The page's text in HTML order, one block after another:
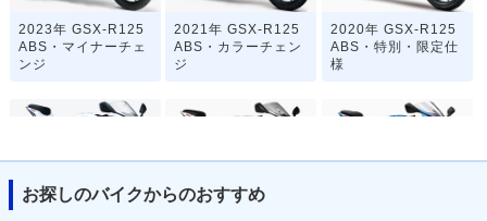
2023年 GSX-R125
ABS・マイナーチェ
ンジ
2021年 GSX-R125
ABS・カラーチェン
ジ
2020年 GSX-R125
ABS・特別・限定仕
様
お探しのバイクからのおすすめ